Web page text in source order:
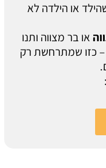
או הילדה לא
או בר מצווה ותנו
– כזו שמתרחשת רק